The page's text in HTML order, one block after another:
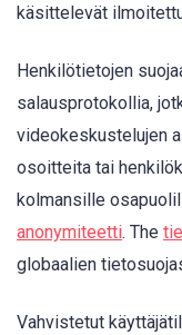
käsittelevät
Henkilötietojen
salausprotokollia,
videokeskustelujen
osoitteita tai
kolmansille
anonymiteetti. The
globaalien
Vahvistetut